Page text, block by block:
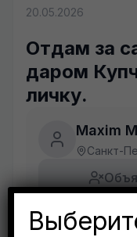
20.05.2026
Отдам за
даром
личку.
Maxim
Санкт-